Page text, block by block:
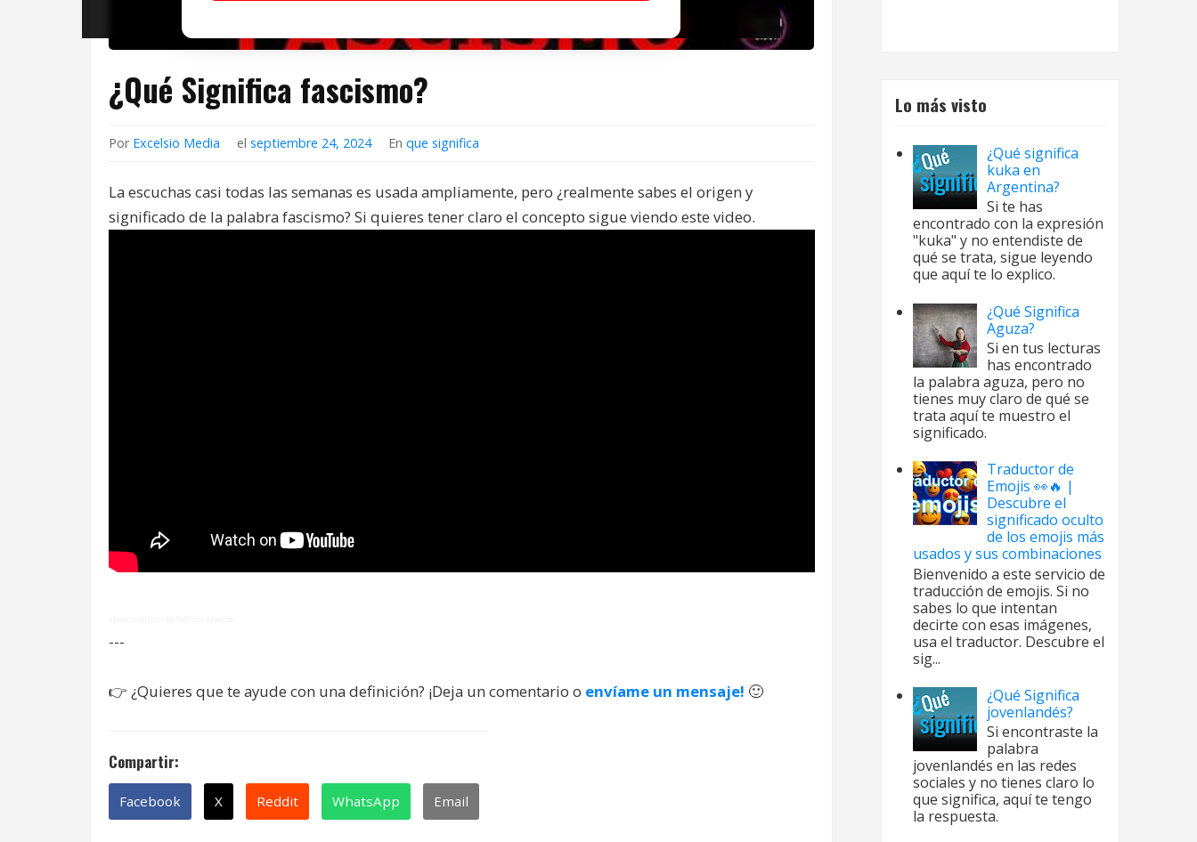
¿Qué Significa fascismo?
Por Excelsio Media elseptiembre 24, 2024 Enque significa
La escuchas casi todas las semanas es usada ampliamente, pero ¿realmente sabes el origen y
significado de la palabra fascismo? Si quieres tener claro el concepto sigue viendo este video.
---
👉 ¿Quieres que te ayude con una definición? ¡Deja un comentario o envíame un mensaje! 🙂
Compartir:
Facebook X Reddit WhatsApp Email
Lo más visto
¿Qué significa
kuka en
Argentina?
Si te has
encontrado con la expresión
"kuka" y no entendiste de
qué se trata, sigue leyendo
que aquí te lo explico.
¿Qué Significa
Aguza?
Si en tus lecturas
has encontrado
la palabra aguza, pero no
tienes muy claro de qué se
trata aquí te muestro el
significado.
Traductor de
Emojis 👀🔥 |
Descubre el
significado oculto
de los emojis más
usados y sus combinaciones
Bienvenido a este servicio de
traducción de emojis. Si no
sabes lo que intentan
decirte con esas imágenes,
usa el traductor. Descubre el
sig...
¿Qué Significa
jovenlandés?
Si encontraste la
palabra
jovenlandés en las redes
sociales y no tienes claro lo
que significa, aquí te tengo
la respuesta.